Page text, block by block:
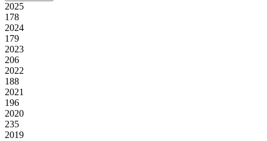
2025
178
2024
179
2023
206
2022
188
2021
196
2020
235
2019